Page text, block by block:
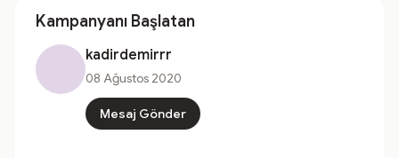
Kampanyanı Başlatan
kadirdemirrr
08 Ağustos 2020
Mesaj Gönder